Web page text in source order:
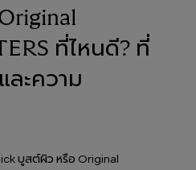
ที่ไหนดี? ที่
ละความ
บูสต์ผิว หรือ Original